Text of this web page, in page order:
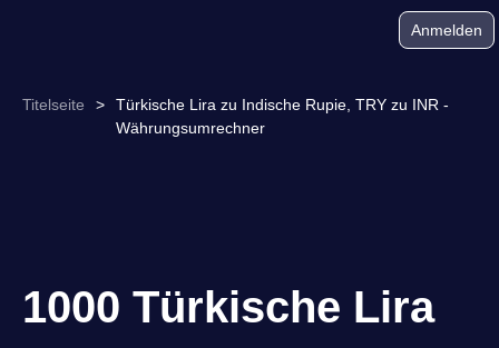
Anmelden
Titelseite >
Türkische Lira zu Indische Rupie, TRY zu INR -
Währungsumrechner
1000 Türkische Lira